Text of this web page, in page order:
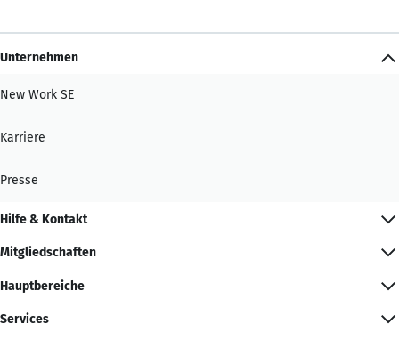
Unternehmen
New Work SE
Karriere
Presse
Hilfe & Kontakt
Mitgliedschaften
Hauptbereiche
Services